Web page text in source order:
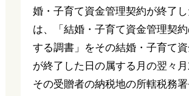
婚・子育て資金管理契約が終了
は、「結婚・子育て資金管理契
する調書」をその結婚・子育て
が終了した日の属する月の翌々
その受贈者の納税地の所轄税務